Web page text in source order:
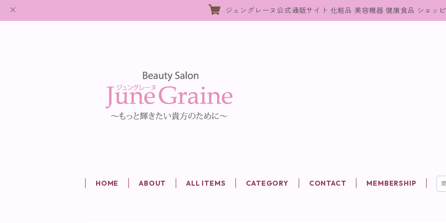
ジュングレーヌ公式通販サイト 化粧品 美容機器 健康食品 ショッ
HOME ABOUT ALL ITEMS CATEGORY CONTACT MEMBERSHIP